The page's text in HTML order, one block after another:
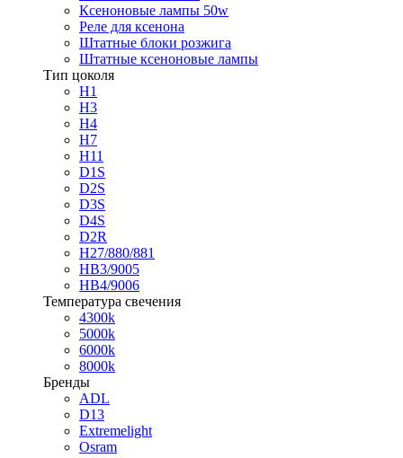
Ксеноновые лампы 50w
Реле для ксенона
Штатные блоки розжига
Штатные ксеноновые лампы
Тип цоколя
H1
H3
H4
H7
H11
D1S
D2S
D3S
D4S
D2R
H27/880/881
HB3/9005
HB4/9006
Температура свечения
4300k
5000k
6000k
8000k
Бренды
ADL
D13
Extremelight
Osram